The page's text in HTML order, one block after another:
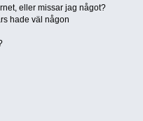
eller missar jag något?
hade väl någon